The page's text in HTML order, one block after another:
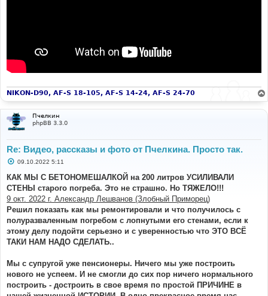
NIKON-D90, AF-S 18-105, AF-S 14-24, AF-S 24-70
Пчелкин
phpBB 3.3.0
Re: Видео, рассказы и фото от Пчелкина. Просто так.
С
о
б
щ
е
н
и
е
09.10.2022 5:11
КАК МЫ С БЕТОНОМЕШАЛКОЙ на 200 литров УСИЛИВАЛИ
СТЕНЫ старого погреба. Это не страшно. Но ТЯЖЕЛО!!!
9 окт. 2022 г. Александр Лешванов (Злобный Приморец)
Решил показать как мы ремонтировали и что получилось с
полуразваленным погребом с лопнутыми его стенами, если к
этому делу подойти серьезно и с уверенностью что ЭТО ВСЁ
ТАКИ НАМ НАДО СДЕЛАТЬ..
Мы с супругой уже пенсионеры. Ничего мы уже построить
нового не успеем. И не смогли до сих пор ничего нормального
построить - достроить в свое время по простой ПРИЧИНЕ в